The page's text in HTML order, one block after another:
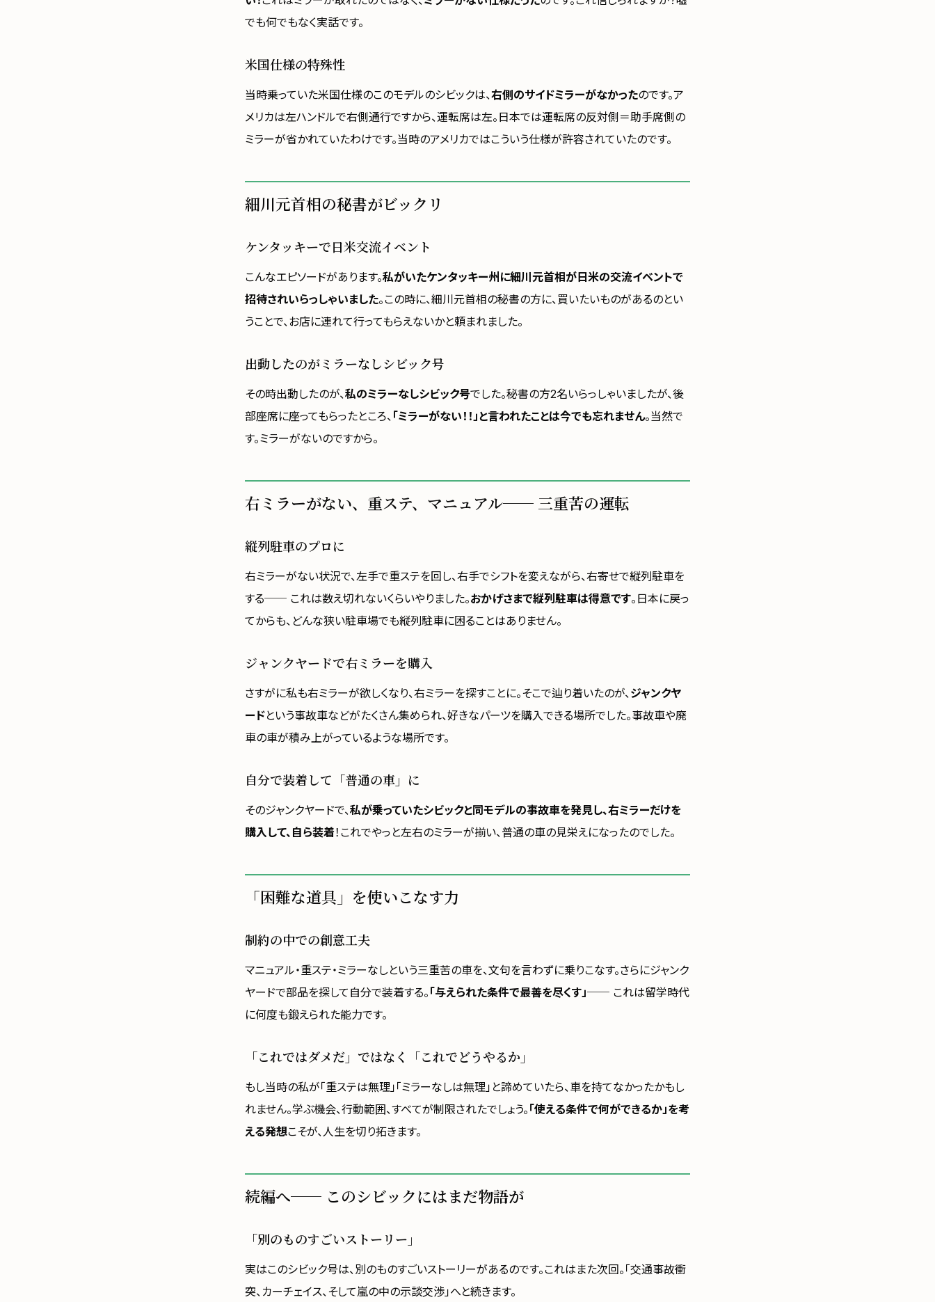
でも何でもなく実話です。
米国仕様の特殊性
当時乗っていた米国仕様のこのモデルのシビックは、右側のサイドミラーがなかったのです。ア
メリカは左ハンドルで右側通行ですから、運転席は左。日本では運転席の反対側＝助手席側の
ミラーが省かれていたわけです。当時のアメリカではこういう仕様が許容されていたのです。
細川元首相の秘書がビックリ
ケンタッキーで日米交流イベント
こんなエピソードがあります。私がいたケンタッキー州に細川元首相が日米の交流イベントで
招待されいらっしゃいました。この時に、細川元首相の秘書の方に、買いたいものがあるのとい
うことで、お店に連れて行ってもらえないかと頼まれました。
出動したのがミラーなしシビック号
その時出動したのが、私のミラーなしシビック号でした。秘書の方2名いらっしゃいましたが、後
部座席に座ってもらったところ、 「ミラーがない！！」と言われたことは今でも忘れません。当然で
す。ミラーがないのですから。
右ミラーがない、重ステ、マニュアル── 三重苦の運転
縦列駐車のプロに
右ミラーがない状況で、左手で重ステを回し、右手でシフトを変えながら、右寄せで縦列駐車を
する── これは数え切れないくらいやりました。おかげさまで縦列駐車は得意です。日本に戻っ
てからも、どんな狭い駐車場でも縦列駐車に困ることはありません。
ジャンクヤードで右ミラーを購入
さすがに私も右ミラーが欲しくなり、右ミラーを探すことに。そこで辿り着いたのが、ジャンクヤ
ードという事故車などがたくさん集められ、好きなパーツを購入できる場所でした。事故車や廃
車の車が積み上がっているような場所です。
自分で装着して「普通の車」に
そのジャンクヤードで、私が乗っていたシビックと同モデルの事故車を発見し、右ミラーだけを
購入して、自ら装着！これでやっと左右のミラーが揃い、普通の車の見栄えになったのでした。
「困難な道具」を使いこなす力
制約の中での創意工夫
マニュアル・重ステ・ミラーなしという三重苦の車を、文句を言わずに乗りこなす。さらにジャンク
ヤードで部品を探して自分で装着する。 「与えられた条件で最善を尽くす」── これは留学時代
に何度も鍛えられた能力です。
「これではダメだ」ではなく「これでどうやるか」
もし当時の私が「重ステは無理」「ミラーなしは無理」と諦めていたら、車を持てなかったかもし
れません。学ぶ機会、行動範囲、すべてが制限されたでしょう。 「使える条件で何ができるか」を考
える発想こそが、人生を切り拓きます。
続編へ── このシビックにはまだ物語が
「別のものすごいストーリー」
実はこのシビック号は、別のものすごいストーリーがあるのです。これはまた次回。「交通事故衝
突、カーチェイス、そして嵐の中の示談交渉」へと続きます。